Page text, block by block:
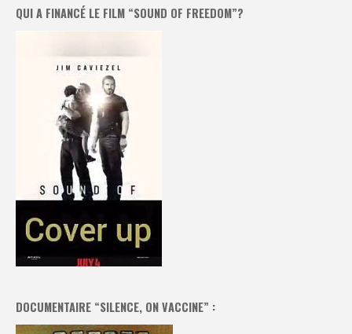
QUI A FINANCÉ LE FILM “SOUND OF FREEDOM”?
DOCUMENTAIRE “SILENCE, ON VACCINE” :